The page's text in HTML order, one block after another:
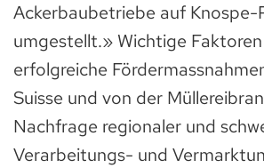
Ackerbaubetriebe auf
umgestellt.» Wichtige
erfolgreiche
Suisse und von der
Nachfrage regionaler und
Verarbeitungs- und